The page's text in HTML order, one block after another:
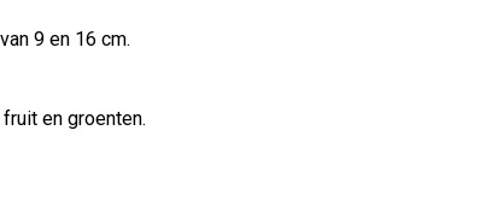
9 en 16 cm.
en groenten.